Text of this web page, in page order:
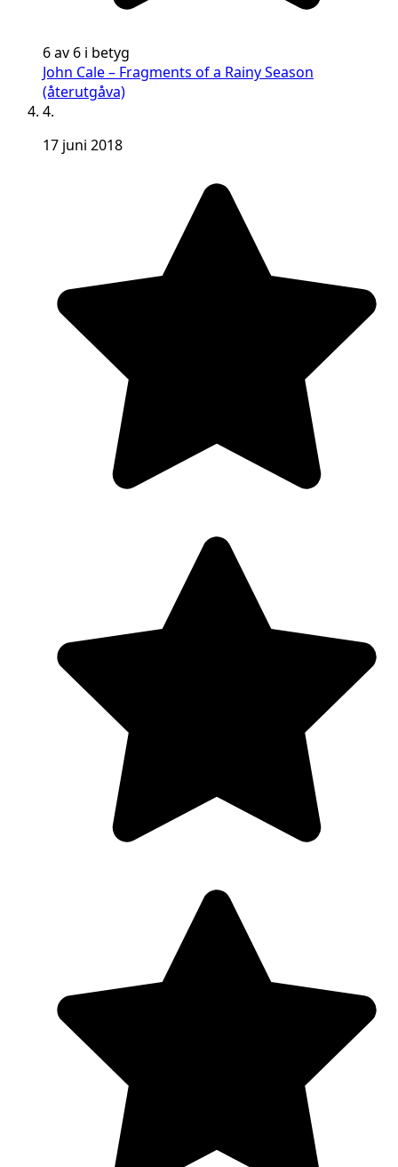
6 av 6 i betyg
John Cale – Fragments of a Rainy Season
(återutgåva)
4.
17 juni 2018